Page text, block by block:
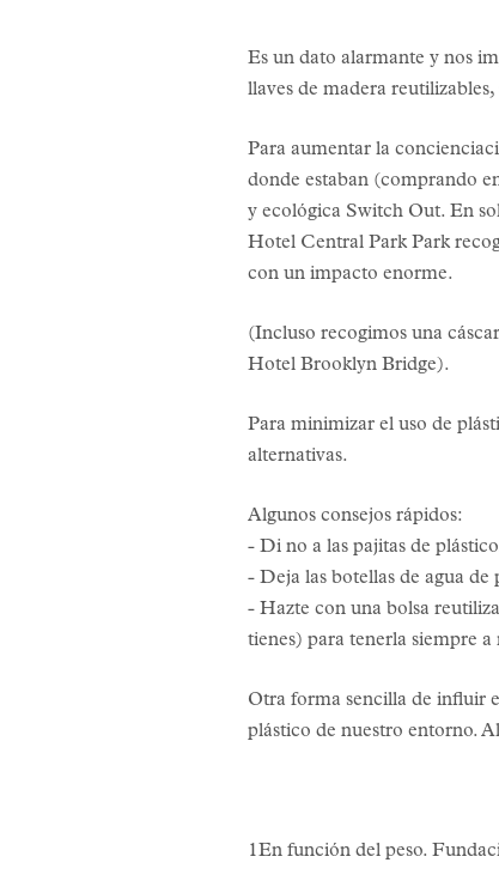
Es un dato alarmante y nos
llaves de madera
Para aumentar la
donde estaban (comprando
y ecológica Switch Out. En
Hotel Central Park Park
con un impacto enorme.
(Incluso recogimos una
Hotel Brooklyn Bridge).
Para minimizar el uso de
alternativas.
Algunos consejos rápidos:
- Di no a las pajitas de
- Deja las botellas de agua de
- Hazte con una bolsa
tienes) para tenerla siempre a
Otra forma sencilla de influir
plástico de nuestro entorno.
1En función del peso.